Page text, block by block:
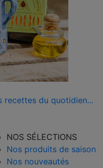
recettes du quotidien...
NOS SÉLECTIONS
Nos produits de saison
Nos nouveautés